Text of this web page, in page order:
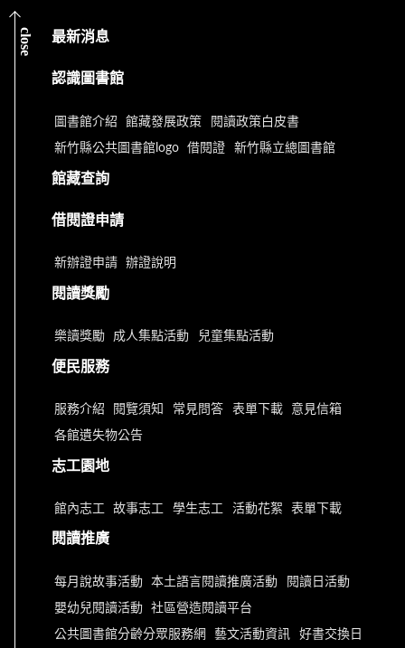
close 最新消息
認識圖書館
圖書館介紹 館藏發展政策 閱讀政策白皮書
新竹縣公共圖書館logo 借閱證 新竹縣立總圖書館
館藏查詢
借閱證申請
新辦證申請 辦證說明
閱讀獎勵
樂讀獎勵 成人集點活動 兒童集點活動
便民服務
服務介紹 閱覽須知 常見問答 表單下載 意見信箱
各館遺失物公告
志工園地
館內志工 故事志工 學生志工 活動花絮 表單下載
閱讀推廣
每月說故事活動 本土語言閱讀推廣活動 閱讀日活動
嬰幼兒閱讀活動 社區營造閱讀平台
公共圖書館分齡分眾服務網 藝文活動資訊 好書交換日